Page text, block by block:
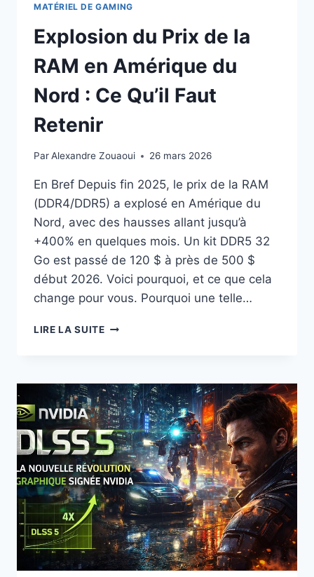
MATÉRIEL DE GAMING
Explosion du Prix de la
RAM en Amérique du
Nord : Ce Qu’il Faut
Retenir
ParAlexandre Zouaoui 26 mars 2026
En Bref Depuis fin 2025, le prix de la RAM
(DDR4/DDR5) a explosé en Amérique du
Nord, avec des hausses allant jusqu’à
+400% en quelques mois. Un kit DDR5 32
Go est passé de 120 $ à près de 500 $
début 2026. Voici pourquoi, et ce que cela
change pour vous. Pourquoi une telle…
LIRE LA SUITEEXPLOSION
LA
RAM
EN
AMÉRIQUE
DU
NORD
:
CE
QU’IL
FAUT
RETENIR